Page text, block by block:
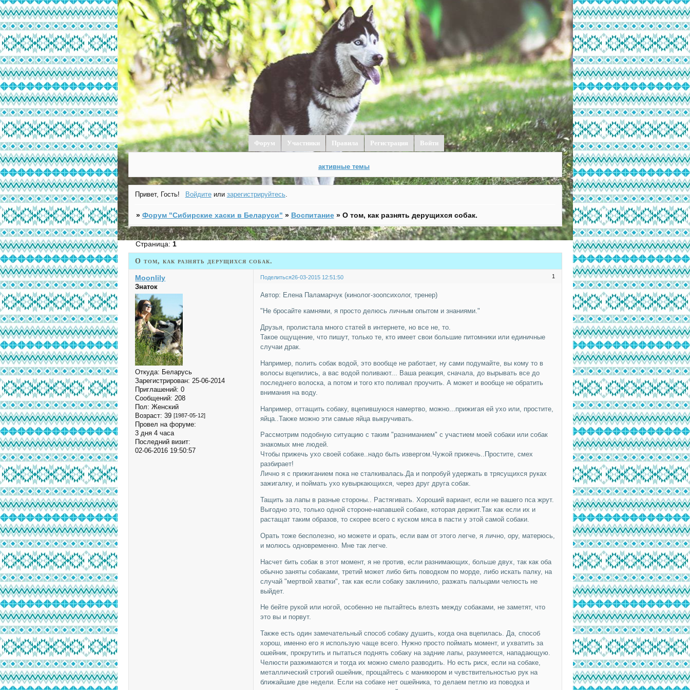
Форум Участники Правила Регистрация Войти
активные темы
Привет, Гость! Войдитеили зарегистрируйтесь.
» Форум "Cибирские хаски в Беларуси" » Воспитание » О том, как разнять дерущихся собак.
О том, как разнять дерущихся собак.
Страница: 1
Поделиться 1
26-03-2015 12:51:50
Moonlily
Знаток
Откуда: Беларусь
Зарегистрирован: 25-06-2014
Приглашений: 0
Сообщений: 208
Пол: Женский
Возраст: 39[1987-05-12]
Провел на форуме:
3 дня 4 часа
Последний визит:
02-06-2016 19:50:57
Автор: Елена Паламарчук (кинолог-зоопсихолог, тренер)
"Не бросайте камнями, я просто делюсь личным опытом и знаниями."
Друзья, пролистала много статей в интернете, но все не, то.
Такое ощущение, что пишут, только те, кто имеет свои большие питомники или единичные
случаи драк.
Например, полить собак водой, это вообще не работает, ну сами подумайте, вы кому то в
волосы вцепились, а вас водой поливают... Ваша реакция, сначала, до вырывать все до
последнего волоска, а потом и того кто поливал проучить. А может и вообще не обратить
внимания на воду.
Например, оттащить собаку, вцепившуюся намертво, можно...прижигая ей ухо или, простите,
яйца..Также можно эти самые яйца выкручивать.
Рассмотрим подобную ситуацию с таким "разниманием" с участием моей собаки или собак
знакомых мне людей.
Чтобы прижечь ухо своей собаке..надо быть извергом.Чужой прижечь..Простите, смех
разбирает!
Лично я с прижиганием пока не сталкивалась.Да и попробуй удержать в трясущихся руках
зажигалку, и поймать ухо кувыркающихся, через друг друга собак.
Тащить за лапы в разные стороны.. Растягивать. Хороший вариант, если не вашего пса жрут.
Выгодно это, только одной стороне-напавшей собаке, которая держит.Так как если их и
растащат таким образов, то скорее всего с куском мяса в пасти у этой самой собаки.
Орать тоже бесполезно, но можете и орать, если вам от этого легче, я лично, ору, матерюсь,
и молюсь одновременно. Мне так легче.
Насчет бить собак в этот момент, я не против, если разнимающих, больше двух, так как оба
обычно заняты собаками, третий может либо бить поводком по морде, либо искать палку, на
случай "мертвой хватки", так как если собаку заклинило, разжать пальцами челюсть не
выйдет.
Не бейте рукой или ногой, особенно не пытайтесь влезть между собаками, не заметят, что
это вы и порвут.
Также есть один замечательный способ собаку душить, когда она вцепилась. Да, способ
хорош, именно его я использую чаще всего. Нужно просто поймать момент, и ухватить за
ошейник, прокрутить и пытаться поднять собаку на задние лапы, разумеется, нападающую.
Челюсти разжимаются и тогда их можно смело разводить. Но есть риск, если на собаке,
металлический строгий ошейник, прощайтесь с маникюром и чувствительностью рук на
ближайшие две недели. Если на собаке нет ошейника, то делаем петлю из поводка и